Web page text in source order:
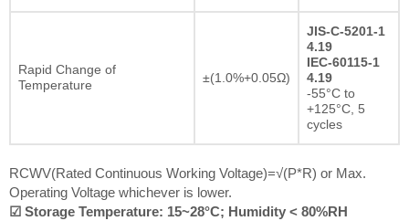
Rapid Change of
Temperature
±(1.0%+0.05Ω)
JIS-C-5201-1
4.19
IEC-60115-1
4.19
-55°C to
+125°C, 5
cycles
RCWV(Rated Continuous Working Voltage)=√(P*R) or Max.
Operating Voltage whichever is lower.
☑ Storage Temperature: 15~28°C; Humidity < 80%RH